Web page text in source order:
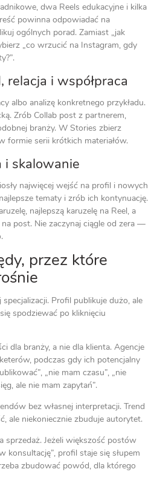
dwa Reels edukacyjne i kilka
powinna odpowiadać na
ogólnych porad. Zamiast „jak
„co wrzucić na Instagram, gdy
relacja i współpraca
albo analizę konkretnego przykładu.
Zrób Collab post z partnerem,
branży. W Stories zbierz
formie serii krótkich materiałów.
i skalowanie
najwięcej wejść na profil i nowych
tematy i zrób ich kontynuację.
najlepszą karuzelę na Reel, a
post. Nie zaczynaj ciągle od zera —
przez które
Profil publikuje dużo, ale
spodziewać po kliknięciu
dla branży, a nie dla klienta. Agencje
podczas gdy ich potencjalny
„nie mam czasu”, „nie
ale nie mam zapytań”.
bez własnej interpretacji. Trend
ale niekoniecznie zbuduje autorytet.
sprzedaż. Jeżeli większość postów
konsultację”, profil staje się słupem
zbudować powód, dla którego